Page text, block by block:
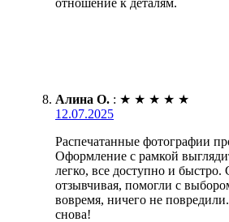
отношение к деталям.
Алина О. : ★ ★ ★ ★ ★
12.07.2025
Распечатанные фотографии
Оформление с рамкой
легко, все доступно и
отзывчивая, помогли с
вовремя, ничего не
снова!